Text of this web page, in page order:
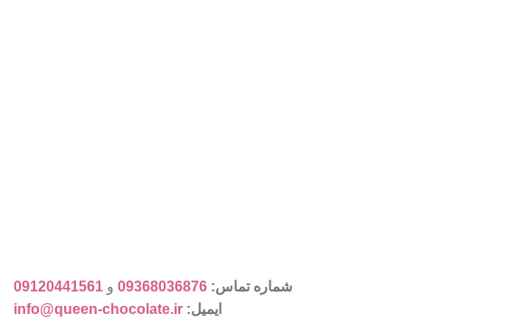
شماره تماس: 09368036876 و 09120441561
ایمیل: info@queen-chocolate.ir